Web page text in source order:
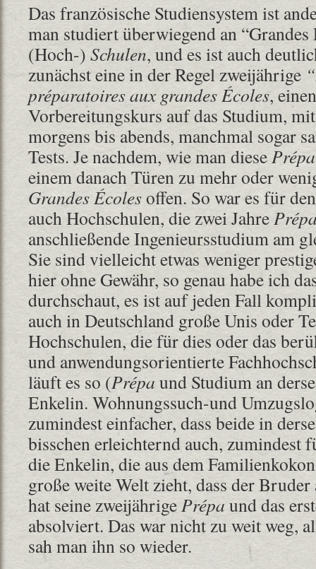
Das französische Studiensystem ist
man studiert überwiegend an “Grandes
(Hoch-) Schulen, und es ist auch
zunächst eine in der Regel zweijährige
préparatoires aux grandes Écoles,
Vorbereitungskurs auf das Studium,
morgens bis abends, manchmal sogar
Tests. Je nachdem, wie man diesePrépa
einem danach Türen zu mehr oder
Grandes Écolesoffen. So war es für
auch Hochschulen, die zwei Jahre
anschließende Ingenieursstudium am
Sie sind vielleicht etwas weniger
hier ohne Gewähr, so genau habe ich
durchschaut, es ist auf jeden Fall
auch in Deutschland große Unis oder
Hochschulen, die für dies oder das
und anwendungsorientierte
läuft es so (Prépa und Studium an
Enkelin. Wohnungssuch-und
zumindest einfacher, dass beide in
bisschen erleichternd auch, zumindest
die Enkelin, die aus dem
große weite Welt zieht, dass der
hat seine zweijährigePrépa und das
absolviert. Das war nicht zu weit weg,
sah man ihn so wieder.